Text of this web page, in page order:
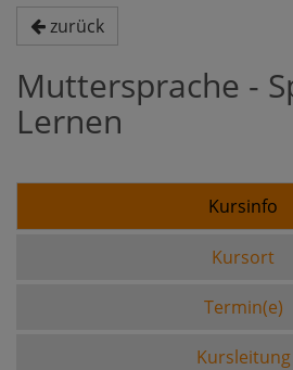
zurück
Muttersprache -
Lernen
Kursinfo
Kursort
Termin(e)
Kursleitung